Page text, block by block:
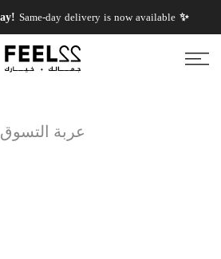
انتقل
إلى
المحتوى
✨ Shop now, get it today!
Same-day delivery is now available!
عربة التسوق